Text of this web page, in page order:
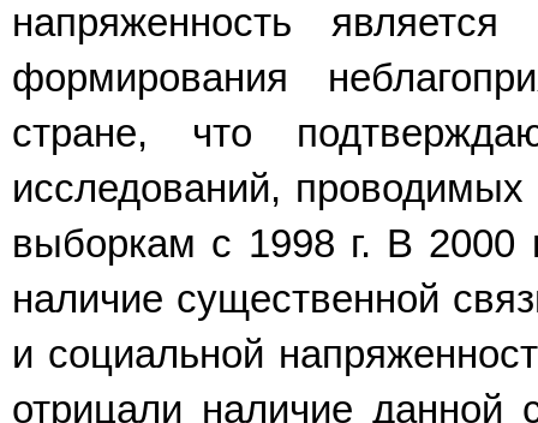
напряженность
формирования
стране, что
исследований,
выборкам с 1998 г. В 2000
наличие существенной
и социальной
отрицали наличие данной